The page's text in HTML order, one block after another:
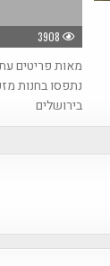
3908
מאות פריטים
נתפסו בחנות
בירושלים